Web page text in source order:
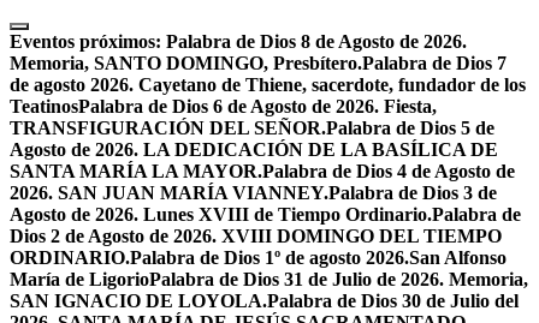
Skip
to
content
Eventos próximos: Palabra de Dios 8 de Agosto de 2026.
Memoria, SANTO DOMINGO, Presbítero.Palabra de Dios 7
de agosto 2026. Cayetano de Thiene, sacerdote, fundador de los
TeatinosPalabra de Dios 6 de Agosto de 2026. Fiesta,
TRANSFIGURACIÓN DEL SEÑOR.Palabra de Dios 5 de
Agosto de 2026. LA DEDICACIÓN DE LA BASÍLICA DE
SANTA MARÍA LA MAYOR.Palabra de Dios 4 de Agosto de
2026. SAN JUAN MARÍA VIANNEY.Palabra de Dios 3 de
Agosto de 2026. Lunes XVIII de Tiempo Ordinario.Palabra de
Dios 2 de Agosto de 2026. XVIII DOMINGO DEL TIEMPO
ORDINARIO.Palabra de Dios 1º de agosto 2026.San Alfonso
María de LigorioPalabra de Dios 31 de Julio de 2026. Memoria,
SAN IGNACIO DE LOYOLA.Palabra de Dios 30 de Julio del